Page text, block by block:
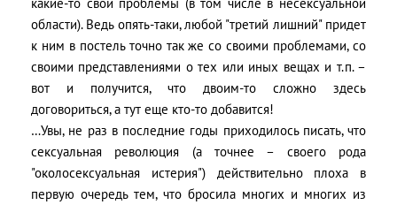
области). Ведь опять-таки, любой "третий лишний" придет
к ним в постель точно так же со своими проблемами, со
своими представлениями о тех или иных вещах и т.п. –
вот и получится, что двоим-то сложно здесь
договориться, а тут еще кто-то добавится!
…Увы, не раз в последние годы приходилось писать, что
сексуальная революция (а точнее – своего рода
"околосексуальная истерия") действительно плоха в
первую очередь тем, что бросила многих и многих из